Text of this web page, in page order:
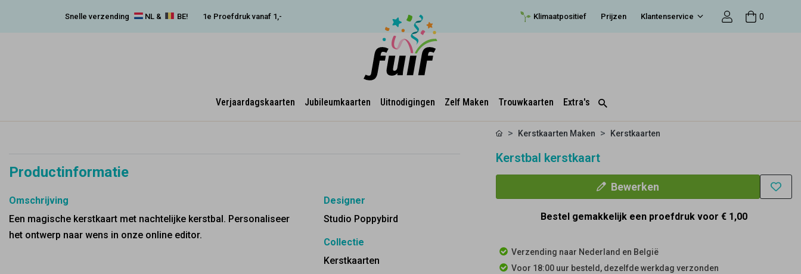
Snelle verzending NL & BE! 1e Proefdruk vanaf 1,- Klimaatpositief Prijzen Klantenservice 0
Verjaardagskaarten Jubileumkaarten Uitnodigingen Zelf Maken Trouwkaarten Extra's
Productinformatie
Omschrijving
Een magische kerstkaart met nachtelijke kerstbal. Personaliseer
het ontwerp naar wens in onze online editor.
Designer
Studio Poppybird
Collectie
Kerstkaarten
Kerstkaarten Maken Kerstkaarten
Kerstbal kerstkaart
Bewerken
Bestel gemakkelijk een proefdruk voor € 1,00
Verzending naar Nederland en België
Voor 18:00 uur besteld, dezelfde werkdag verzonden